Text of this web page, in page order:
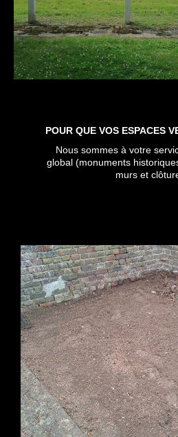
POUR QUE VOS ESPACES
Nous sommes à votre
global (monuments
murs et